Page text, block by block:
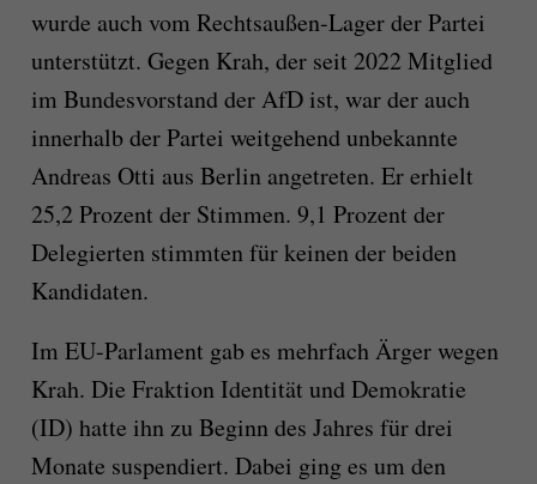
wurde auch vom Rechtsaußen-Lager der Partei
unterstützt. Gegen Krah, der seit 2022 Mitglied
im Bundesvorstand der AfD ist, war der auch
innerhalb der Partei weitgehend unbekannte
Andreas Otti aus Berlin angetreten. Er erhielt
25,2 Prozent der Stimmen. 9,1 Prozent der
Delegierten stimmten für keinen der beiden
Kandidaten.
Im EU-Parlament gab es mehrfach Ärger wegen
Krah. Die Fraktion Identität und Demokratie
(ID) hatte ihn zu Beginn des Jahres für drei
Monate suspendiert. Dabei ging es um den